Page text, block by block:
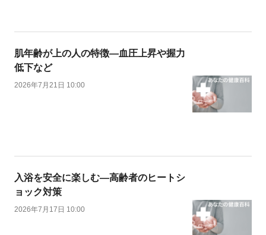
肌年齢が上の人の特徴―血圧上昇や握力
低下など
2026年7月21日 10:00
入浴を安全に楽しむ―高齢者のヒートシ
ョック対策
2026年7月17日 10:00